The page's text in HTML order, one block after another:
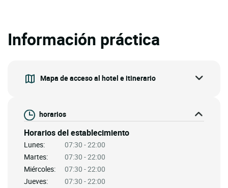
Información práctica
Mapa de acceso al hotel e itinerario
horarios
Horarios del establecimiento
Lunes:
07:30 - 22:00
Martes:
07:30 - 22:00
Miércoles:
07:30 - 22:00
Jueves:
07:30 - 22:00